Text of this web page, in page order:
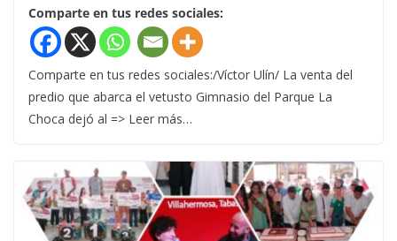
Comparte en tus redes sociales:
Comparte en tus redes sociales:/Víctor Ulín/ La venta del
predio que abarca el vetusto Gimnasio del Parque La
Choca dejó al => Leer más…